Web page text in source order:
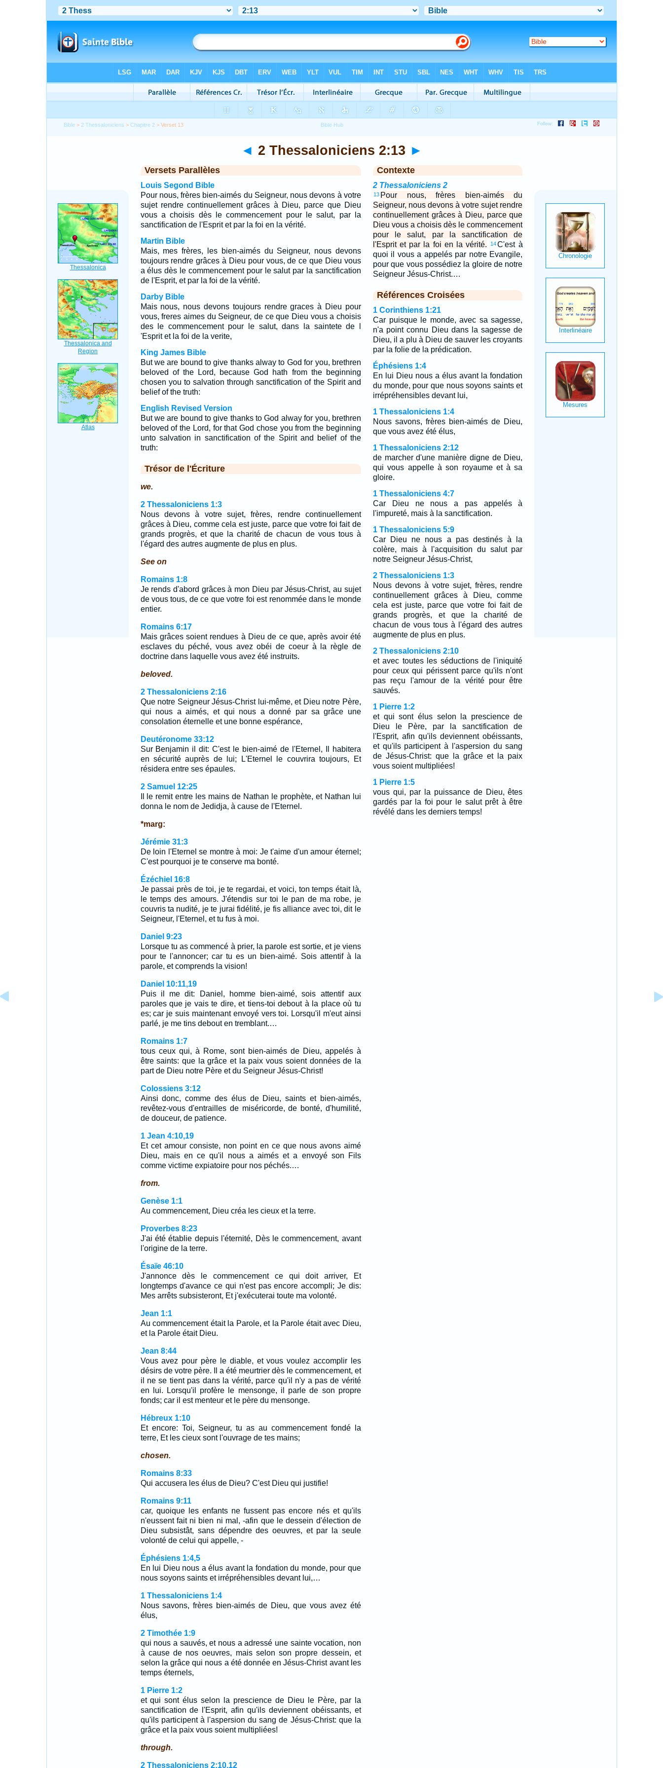
Bible > 2 Thessaloniciens >Chapitre 2 > Verset 13
◄ 2 Thessaloniciens 2:13 ►
Versets Parallèles
Louis Segond Bible
Pour nous, frères bien-aimés du Seigneur, nous devons à votre
sujet rendre continuellement grâces à Dieu, parce que Dieu
vous a choisis dès le commencement pour le salut, par la
sanctification de l'Esprit et par la foi en la vérité.
Martin Bible
Mais, mes frères, les bien-aimés du Seigneur, nous devons
toujours rendre grâces à Dieu pour vous, de ce que Dieu vous
a élus dès le commencement pour le salut par la sanctification
de l'Esprit, et par la foi de la vérité.
Darby Bible
Mais nous, nous devons toujours rendre graces à Dieu pour
vous, freres aimes du Seigneur, de ce que Dieu vous a choisis
des le commencement pour le salut, dans la saintete de l
'Esprit et la foi de la verite,
King James Bible
But we are bound to give thanks alway to God for you, brethren
beloved of the Lord, because God hath from the beginning
chosen you to salvation through sanctification of the Spirit and
belief of the truth:
English Revised Version
But we are bound to give thanks to God alway for you, brethren
beloved of the Lord, for that God chose you from the beginning
unto salvation in sanctification of the Spirit and belief of the
truth:
Trésor de l'Écriture
we.
2 Thessaloniciens 1:3
Nous devons à votre sujet, frères, rendre continuellement
grâces à Dieu, comme cela est juste, parce que votre foi fait de
grands progrès, et que la charité de chacun de vous tous à
l'égard des autres augmente de plus en plus.
See on
Romains 1:8
Je rends d'abord grâces à mon Dieu par Jésus-Christ, au sujet
de vous tous, de ce que votre foi est renommée dans le monde
entier.
Romains 6:17
Mais grâces soient rendues à Dieu de ce que, après avoir été
esclaves du péché, vous avez obéi de coeur à la règle de
doctrine dans laquelle vous avez été instruits.
beloved.
2 Thessaloniciens 2:16
Que notre Seigneur Jésus-Christ lui-même, et Dieu notre Père,
qui nous a aimés, et qui nous a donné par sa grâce une
consolation éternelle et une bonne espérance,
Deutéronome 33:12
Sur Benjamin il dit: C'est le bien-aimé de l'Eternel, Il habitera
en sécurité auprès de lui; L'Eternel le couvrira toujours, Et
résidera entre ses épaules.
2 Samuel 12:25
Il le remit entre les mains de Nathan le prophète, et Nathan lui
donna le nom de Jedidja, à cause de l'Eternel.
*marg:
Jérémie 31:3
De loin l'Eternel se montre à moi: Je t'aime d'un amour éternel;
C'est pourquoi je te conserve ma bonté.
Ézéchiel 16:8
Je passai près de toi, je te regardai, et voici, ton temps était là,
le temps des amours. J'étendis sur toi le pan de ma robe, je
couvris ta nudité, je te jurai fidélité, je fis alliance avec toi, dit le
Seigneur, l'Eternel, et tu fus à moi.
Daniel 9:23
Lorsque tu as commencé à prier, la parole est sortie, et je viens
pour te l'annoncer; car tu es un bien-aimé. Sois attentif à la
parole, et comprends la vision!
Daniel 10:11,19
Puis il me dit: Daniel, homme bien-aimé, sois attentif aux
paroles que je vais te dire, et tiens-toi debout à la place où tu
es; car je suis maintenant envoyé vers toi. Lorsqu'il m'eut ainsi
parlé, je me tins debout en tremblant.…
Romains 1:7
tous ceux qui, à Rome, sont bien-aimés de Dieu, appelés à
être saints: que la grâce et la paix vous soient données de la
part de Dieu notre Père et du Seigneur Jésus-Christ!
Colossiens 3:12
Ainsi donc, comme des élus de Dieu, saints et bien-aimés,
revêtez-vous d'entrailles de miséricorde, de bonté, d'humilité,
de douceur, de patience.
1 Jean 4:10,19
Et cet amour consiste, non point en ce que nous avons aimé
Dieu, mais en ce qu'il nous a aimés et a envoyé son Fils
comme victime expiatoire pour nos péchés.…
from.
Genèse 1:1
Au commencement, Dieu créa les cieux et la terre.
Proverbes 8:23
J'ai été établie depuis l'éternité, Dès le commencement, avant
l'origine de la terre.
Ésaïe 46:10
J'annonce dès le commencement ce qui doit arriver, Et
longtemps d'avance ce qui n'est pas encore accompli; Je dis:
Mes arrêts subsisteront, Et j'exécuterai toute ma volonté.
Jean 1:1
Au commencement était la Parole, et la Parole était avec Dieu,
et la Parole était Dieu.
Jean 8:44
Vous avez pour père le diable, et vous voulez accomplir les
désirs de votre père. Il a été meurtrier dès le commencement, et
il ne se tient pas dans la vérité, parce qu'il n'y a pas de vérité
en lui. Lorsqu'il profère le mensonge, il parle de son propre
fonds; car il est menteur et le père du mensonge.
Hébreux 1:10
Et encore: Toi, Seigneur, tu as au commencement fondé la
terre, Et les cieux sont l'ouvrage de tes mains;
chosen.
Romains 8:33
Qui accusera les élus de Dieu? C'est Dieu qui justifie!
Romains 9:11
car, quoique les enfants ne fussent pas encore nés et qu'ils
n'eussent fait ni bien ni mal, -afin que le dessein d'élection de
Dieu subsistât, sans dépendre des oeuvres, et par la seule
volonté de celui qui appelle, -
Éphésiens 1:4,5
En lui Dieu nous a élus avant la fondation du monde, pour que
nous soyons saints et irrépréhensibles devant lui,…
1 Thessaloniciens 1:4
Nous savons, frères bien-aimés de Dieu, que vous avez été
élus,
2 Timothée 1:9
qui nous a sauvés, et nous a adressé une sainte vocation, non
à cause de nos oeuvres, mais selon son propre dessein, et
selon la grâce qui nous a été donnée en Jésus-Christ avant les
temps éternels,
1 Pierre 1:2
et qui sont élus selon la prescience de Dieu le Père, par la
sanctification de l'Esprit, afin qu'ils deviennent obéissants, et
qu'ils participent à l'aspersion du sang de Jésus-Christ: que la
grâce et la paix vous soient multipliées!
through.
2 Thessaloniciens 2:10,12
Contexte
2 Thessaloniciens 2
13 Pour nous, frères bien-aimés du
Seigneur, nous devons à votre sujet rendre
continuellement grâces à Dieu, parce que
Dieu vous a choisis dès le commencement
pour le salut, par la sanctification de
l'Esprit et par la foi en la vérité.
14C'est à
quoi il vous a appelés par notre Evangile,
pour que vous possédiez la gloire de notre
Seigneur Jésus-Christ.…
Références Croisées
1 Corinthiens 1:21
Car puisque le monde, avec sa sagesse,
n'a point connu Dieu dans la sagesse de
Dieu, il a plu à Dieu de sauver les croyants
par la folie de la prédication.
Éphésiens 1:4
En lui Dieu nous a élus avant la fondation
du monde, pour que nous soyons saints et
irrépréhensibles devant lui,
1 Thessaloniciens 1:4
Nous savons, frères bien-aimés de Dieu,
que vous avez été élus,
1 Thessaloniciens 2:12
de marcher d'une manière digne de Dieu,
qui vous appelle à son royaume et à sa
gloire.
1 Thessaloniciens 4:7
Car Dieu ne nous a pas appelés à
l'impureté, mais à la sanctification.
1 Thessaloniciens 5:9
Car Dieu ne nous a pas destinés à la
colère, mais à l'acquisition du salut par
notre Seigneur Jésus-Christ,
2 Thessaloniciens 1:3
Nous devons à votre sujet, frères, rendre
continuellement grâces à Dieu, comme
cela est juste, parce que votre foi fait de
grands progrès, et que la charité de
chacun de vous tous à l'égard des autres
augmente de plus en plus.
2 Thessaloniciens 2:10
et avec toutes les séductions de l'iniquité
pour ceux qui périssent parce qu'ils n'ont
pas reçu l'amour de la vérité pour être
sauvés.
1 Pierre 1:2
et qui sont élus selon la prescience de
Dieu le Père, par la sanctification de
l'Esprit, afin qu'ils deviennent obéissants,
et qu'ils participent à l'aspersion du sang
de Jésus-Christ: que la grâce et la paix
vous soient multipliées!
1 Pierre 1:5
vous qui, par la puissance de Dieu, êtes
gardés par la foi pour le salut prêt à être
révélé dans les derniers temps!